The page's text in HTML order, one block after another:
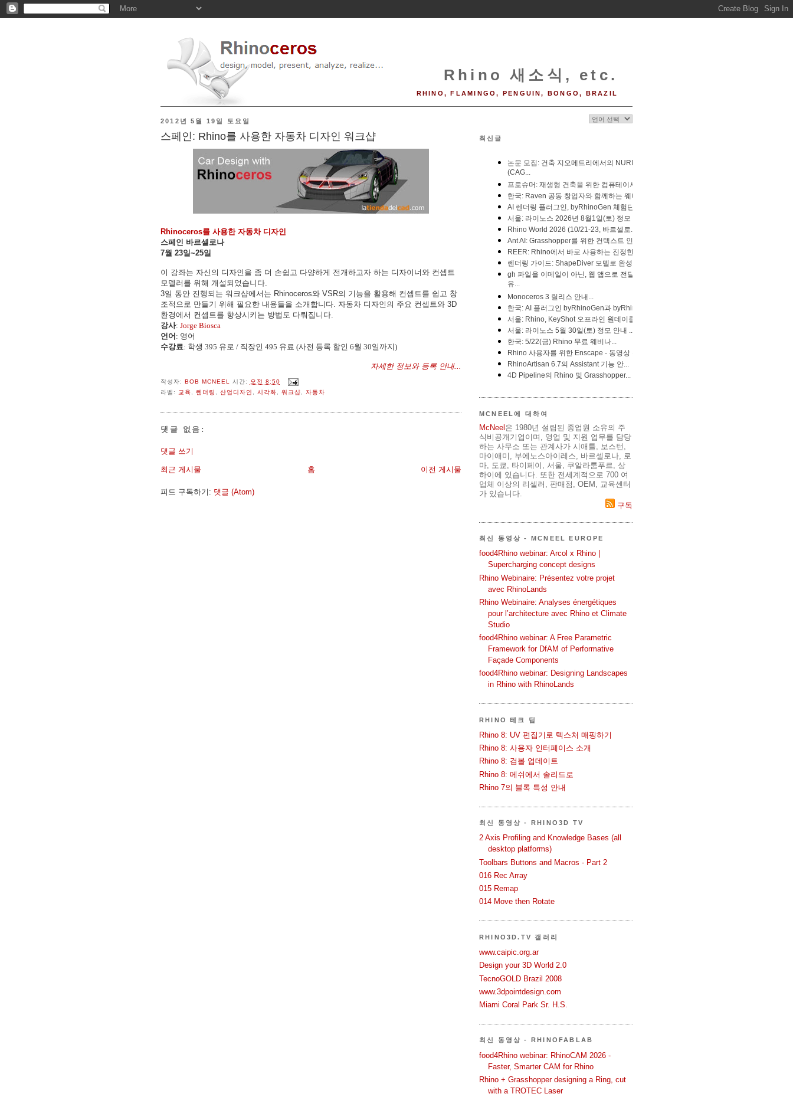
Rhino 새소식, etc.
RHINO, FLAMINGO, PENGUIN, BONGO, BRAZIL
2012년 5월 19일 토요일
스페인: Rhino를 사용한 자동차 디자인 워크샵
Rhinoceros를 사용한 자동차 디자인
스페인 바르셀로나
7월 23일~25일
이 강좌는 자신의 디자인을 좀 더 손쉽고 다양하게 전개하고자 하는 디자이너와 컨셉트
모델러를 위해 개설되었습니다.
3일 동안 진행되는 워크샵에서는 Rhinoceros와 VSR의 기능을 활용해 컨셉트를 쉽고 창
조적으로 만들기 위해 필요한 내용들을 소개합니다. 자동차 디자인의 주요 컨셉트와 3D
환경에서 컨셉트를 향상시키는 방법도 다뤄집니다.
강사: Jorge Biosca
언어 : 영어
수강료: 학생 395 유로 / 직장인 495 유료 (사전 등록 할인 6월 30일까지)
자세한 정보와 등록 안내...
작성자: BOB MCNEEL 시간:
오전 8:50
라벨: 교육 , 렌더링 , 산업디자인 , 시각화, 워크샵, 자동차
댓글 없음:
댓글 쓰기
최근 게시물 이전 게시물
홈
피드 구독하기: 댓글 (Atom)
최신글
MCNEEL에 대하여
McNeel 은 1980년 설립된 종업원 소유의 주
식비공개기업이며, 영업 및 지원 업무를 담당
하는 사무소 또는 관계사가 시애틀, 보스턴,
마이애미, 부에노스아이레스, 바르셀로나, 로
마, 도쿄, 타이페이, 서울, 쿠알라룸푸르, 상
하이에 있습니다. 또한 전세계적으로 700 여
업체 이상의 리셀러, 판매점, OEM, 교육센터
가 있습니다.
구독
최신 동영상 - MCNEEL EUROPE
food4Rhino webinar: Arcol x Rhino |
Supercharging concept designs
Rhino Webinaire: Présentez votre projet
avec RhinoLands
Rhino Webinaire: Analyses énergétiques
pour l’architecture avec Rhino et Climate
Studio
food4Rhino webinar: A Free Parametric
Framework for DfAM of Performative
Façade Components
food4Rhino webinar: Designing Landscapes
in Rhino with RhinoLands
RHINO 테크 팁
Rhino 8: UV 편집기로 텍스처 매핑하기
Rhino 8: 사용자 인터페이스 소개
Rhino 8: 검볼 업데이트
Rhino 8: 메쉬에서 솔리드로
Rhino 7의 블록 특성 안내
최신 동영상 - RHINO3D TV
2 Axis Profiling and Knowledge Bases (all
desktop platforms)
Toolbars Buttons and Macros - Part 2
016 Rec Array
015 Remap
014 Move then Rotate
RHINO3D.TV 갤러리
www.caipic.org.ar
Design your 3D World 2.0
TecnoGOLD Brazil 2008
www.3dpointdesign.com
Miami Coral Park Sr. H.S.
최신 동영상 - RHINOFABLAB
food4Rhino webinar: RhinoCAM 2026 -
Faster, Smarter CAM for Rhino
Rhino + Grasshopper designing a Ring, cut
with a TROTEC Laser